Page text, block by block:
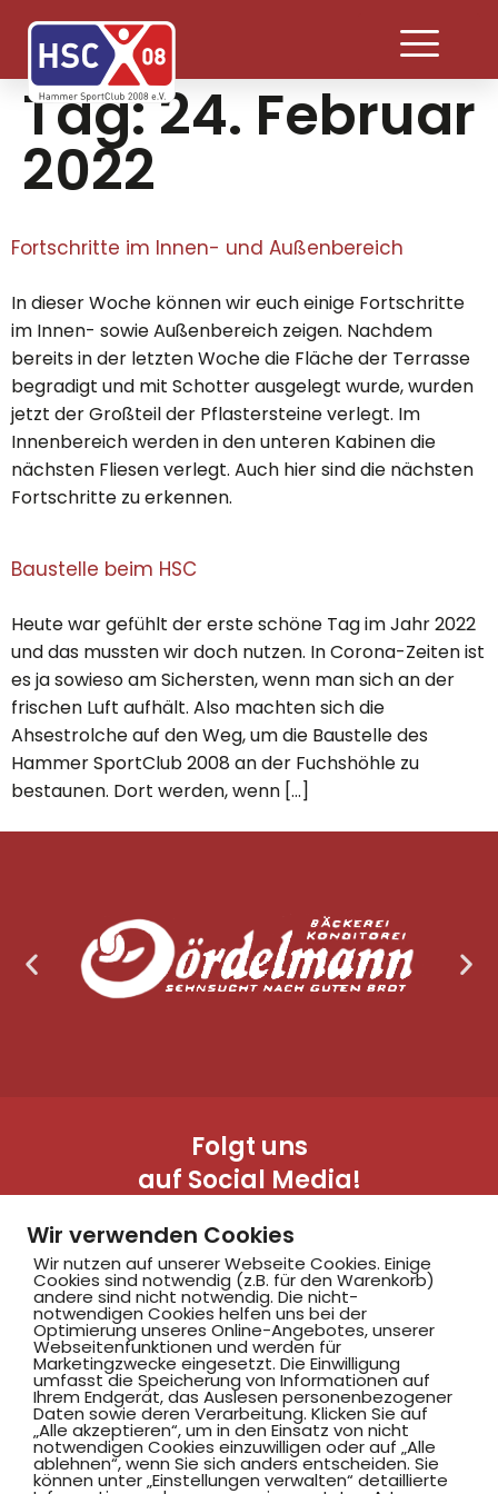
Tag:24. Februar
2022
Fortschritte im Innen- und Außenbereich
In dieser Woche können wir euch einige Fortschritte
im Innen- sowie Außenbereich zeigen. Nachdem
bereits in der letzten Woche die Fläche der Terrasse
begradigt und mit Schotter ausgelegt wurde, wurden
jetzt der Großteil der Pflastersteine verlegt. Im
Innenbereich werden in den unteren Kabinen die
nächsten Fliesen verlegt. Auch hier sind die nächsten
Fortschritte zu erkennen.
Baustelle beim HSC
Heute war gefühlt der erste schöne Tag im Jahr 2022
und das mussten wir doch nutzen. In Corona-Zeiten ist
es ja sowieso am Sichersten, wenn man sich an der
frischen Luft aufhält. Also machten sich die
Ahsestrolche auf den Weg, um die Baustelle des
Hammer SportClub 2008 an der Fuchshöhle zu
bestaunen. Dort werden, wenn […]
Folgt uns
auf Social Media!
Hammer SportClub 2008
Am Südbad 9,
59069 Hamm
Wir verwenden Cookies
Wir nutzen auf unserer Webseite Cookies. Einige
Cookies sind notwendig (z.B. für den Warenkorb)
andere sind nicht notwendig. Die nicht-
notwendigen Cookies helfen uns bei der
Optimierung unseres Online-Angebotes, unserer
Webseitenfunktionen und werden für
Marketingzwecke eingesetzt. Die Einwilligung
umfasst die Speicherung von Informationen auf
Ihrem Endgerät, das Auslesen personenbezogener
Daten sowie deren Verarbeitung. Klicken Sie auf
„Alle akzeptieren“, um in den Einsatz von nicht
notwendigen Cookies einzuwilligen oder auf „Alle
ablehnen“, wenn Sie sich anders entscheiden. Sie
können unter „Einstellungen verwalten“ detaillierte